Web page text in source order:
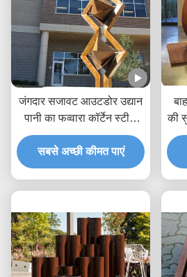
जंगदार सजावट आउटडोर उद्यान
पानी का फव्वारा कॉर्टेन स्टील
मूर्तिकला
सबसे अच्छी कीमत पाएं
की